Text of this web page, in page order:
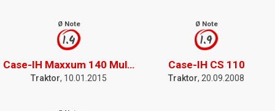
Ø Note
1.4
Case-IH Maxxum 140 Multicontroller
Traktor, 10.01.2015
Ø Note
1.9
Case-IH CS 110
Traktor, 20.09.2008